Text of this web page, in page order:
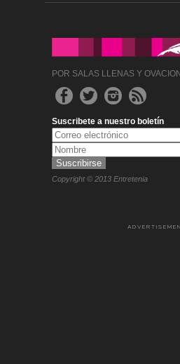
POR SALAS LLENAS Y
Suscribete a nuestro boletín
Copyright © 2013 Entretenia